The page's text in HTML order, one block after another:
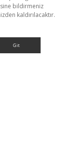
bildirmeniz
kaldırılacaktır.